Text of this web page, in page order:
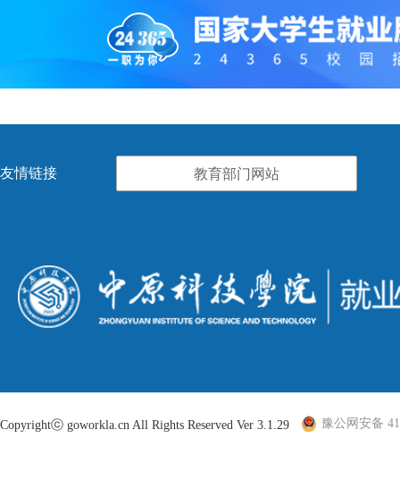
友情链接 教育部门网站
Copyrightⓒ goworkla.cn All Rights Reserved Ver 3.1.29 豫公网安备